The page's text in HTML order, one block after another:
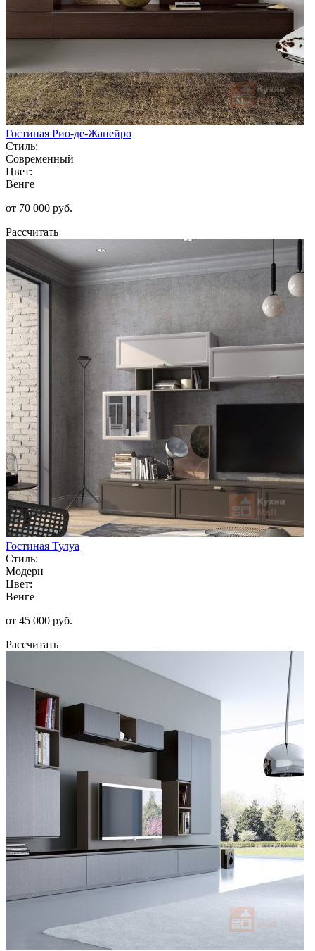
Гостиная Рио-де-Жанейро
Стиль:
Современный
Цвет:
Венге
от 70 000 руб.
Рассчитать
Гостиная Тулуа
Стиль:
Модерн
Цвет:
Венге
от 45 000 руб.
Рассчитать